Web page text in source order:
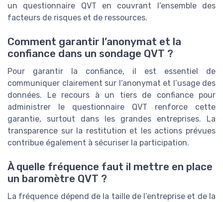
un questionnaire QVT en couvrant l’ensemble des
facteurs de risques et de ressources.
Comment garantir l’anonymat et la
confiance dans un sondage QVT ?
Pour garantir la confiance, il est essentiel de
communiquer clairement sur l’anonymat et l’usage des
données. Le recours à un tiers de confiance pour
administrer le questionnaire QVT renforce cette
garantie, surtout dans les grandes entreprises. La
transparence sur la restitution et les actions prévues
contribue également à sécuriser la participation.
À quelle fréquence faut il mettre en place
un baromètre QVT ?
La fréquence dépend de la taille de l’entreprise et de la